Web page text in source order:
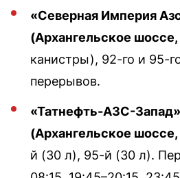
«Северная Империя
(Архангельское
канистры), 92-го и 95-
перерывов.
«Татнефть-АЗС-
(Архангельское шоссе,
й (30 л), 95-й (30 л).